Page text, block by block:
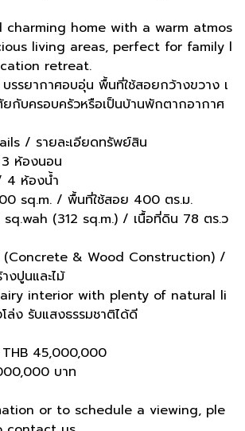
charming home with a warm atmos
living areas, perfect for family l
retreat.
รรยากาศอบอุ่น พื้นที่ใช้สอยกว้างขวาง เ
ยกับครอบครัวหรือเป็นบ้านพักตากอากาศ
/ รายละเอียดทรัพย์สิน
ห้องนอน
4 ห้องน้ำ
sq.m. / พื้นที่ใช้สอย 400 ตร.ม.
(312 sq.m.) / เนื้อที่ดิน 78 ตร.ว
(Concrete & Wood Construction) /
งปูนและไม้
airy interior with plenty of natural li
ล่ง รับแสงธรรมชาติได้ดี
45,000,000
บาท
or to schedule a viewing, ple